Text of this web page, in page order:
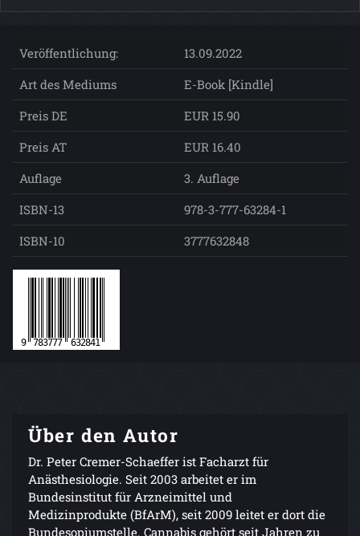
Veröffentlichung:
13.09.2022
Art des Mediums
E-Book [Kindle]
Preis DE
EUR 15.90
Preis AT
EUR 16.40
Auflage
3. Auflage
ISBN-13
978-3-777-63284-1
ISBN-10
3777632848
Über den Autor
Dr. Peter Cremer-Schaeffer ist Facharzt für
Anästhesiologie. Seit 2003 arbeitet er im
Bundesinstitut für Arzneimittel und
Medizinprodukte (BfArM), seit 2009 leitet er dort die
Bundesopiumstelle. Cannabis gehört seit Jahren zu